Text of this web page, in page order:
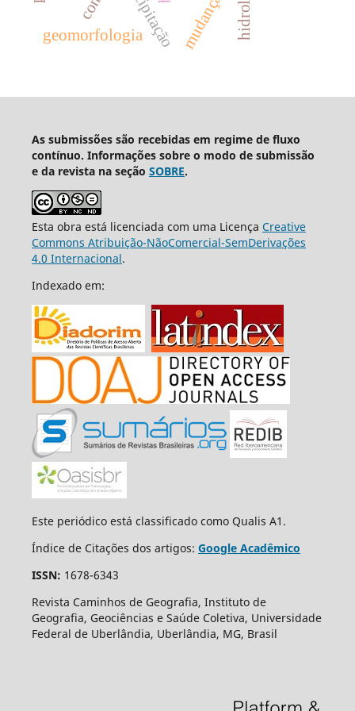
geomorfologia
As submissões são recebidas em regime de fluxo
contínuo. Informações sobre o modo de submissão
e da revista na seção SOBRE.
Esta obra está licenciada com uma Licença Creative
Commons Atribuição-NãoComercial-SemDerivações
4.0 Internacional.
Indexado em:
Este periódico está classificado como Qualis A1.
Índice de Citações dos artigos: Google Acadêmico
ISSN: 1678-6343
Revista Caminhos de Geografia, Instituto de
Geografia, Geociências e Saúde Coletiva, Universidade
Federal de Uberlândia, Uberlândia, MG, Brasil